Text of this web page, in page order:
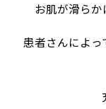
お肌が滑らか
患者さんによ